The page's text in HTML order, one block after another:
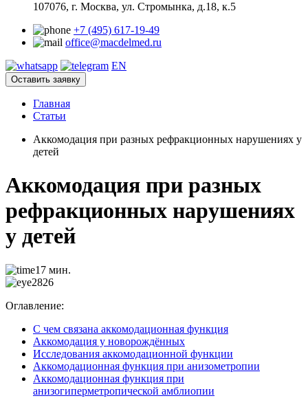
107076, г. Москва, ул. Стромынка, д.18, к.5
+7 (495) 617-19-49
office@macdelmed.ru
EN
Оставить заявку
Главная
Статьи
Аккомодация при разных рефракционных нарушениях у
детей
Аккомодация при разных
рефракционных нарушениях
у детей
17 мин.
2826
Оглавление:
С чем связана аккомодационная функция
Аккомодация у новорождённых
Исследования аккомодационной функции
Аккомодационная функция при анизометропии
Аккомодационная функция при
анизогиперметропической амблиопии